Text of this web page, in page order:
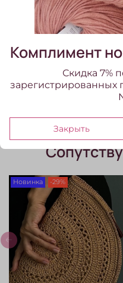
890.00 ₽
Добавить в
Новинка -29%
Комплимент
Скидка 7%
зарегистрированных
Закрыть